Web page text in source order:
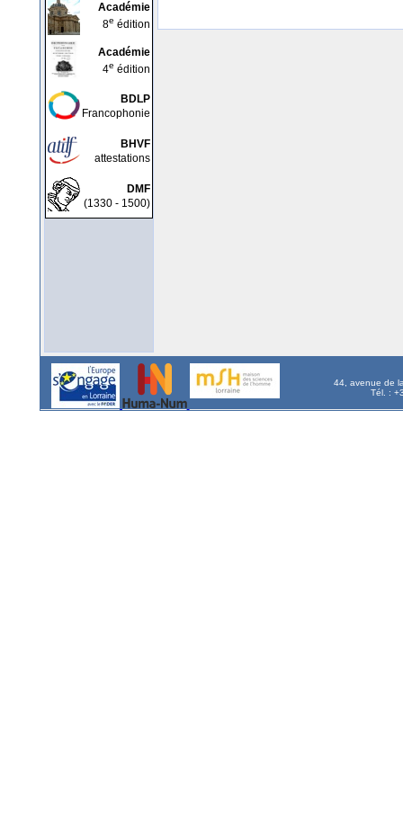
Académie
8e édition
Académie
4e édition
BDLP
Francophonie
BHVF
attestations
DMF
(1330 - 1500)
44, avenue de
Tél. :